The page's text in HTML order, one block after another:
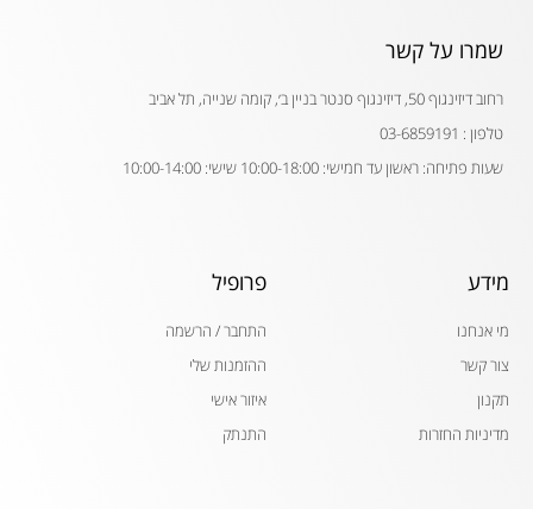
שמרו על קשר
רחוב דיזינגוף 50, דיזינגוף סנטר בניין ב׳, קומה שנייה, תל אביב
טלפון : 03-6859191
שעות פתיחה: ראשון עד חמישי: 10:00-18:00 שישי: 10:00-14:00
מידע
מי אנחנו
צור קשר
תקנון
מדיניות החזרות
פרופיל
התחבר / הרשמה
ההזמנות שלי
איזור אישי
התנתק